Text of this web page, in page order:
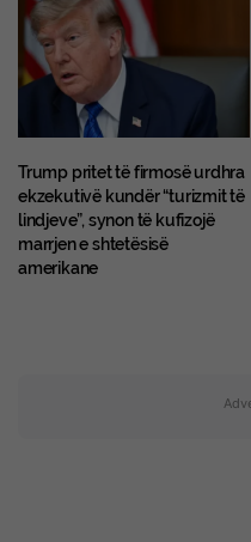
Trump pritet të firmosë urdhra
ekzekutivë kundër “turizmit të
lindjeve”, synon të kufizojë
marrjen e shtetësisë
amerikane